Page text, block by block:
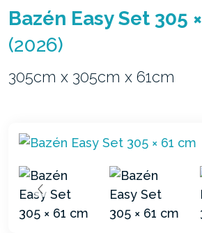
Bazén Easy Set 305
(2026)
305cm x 305cm x 61cm